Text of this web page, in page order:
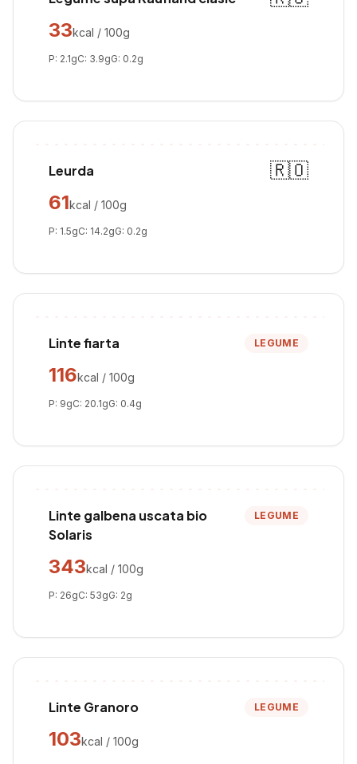
33kcal / 100g
P: 2.1gC: 3.9gG: 0.2g
Leurda
🇷🇴
61kcal / 100g
P: 1.5gC: 14.2gG: 0.2g
Linte fiarta LEGUME
116kcal / 100g
P: 9gC: 20.1gG: 0.4g
Linte galbena uscata bio
Solaris
LEGUME
343kcal / 100g
P: 26gC: 53gG: 2g
Linte Granoro LEGUME
103kcal / 100g